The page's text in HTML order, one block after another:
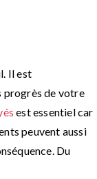
Il est
progrès de votre
est essentiel car
peuvent aussi
Du